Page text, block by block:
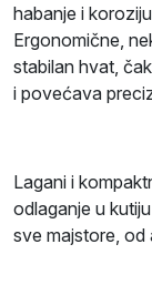
habanje i
Ergonomične,
stabilan hvat,
i povećava
Lagani i
odlaganje u
sve majstore, od